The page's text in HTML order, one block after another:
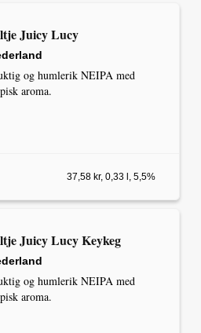
Juicy Lucy
og humlerik NEIPA med
aroma.
37,58 kr, 0,33 l, 5,5%
Juicy Lucy Keykeg
og humlerik NEIPA med
aroma.